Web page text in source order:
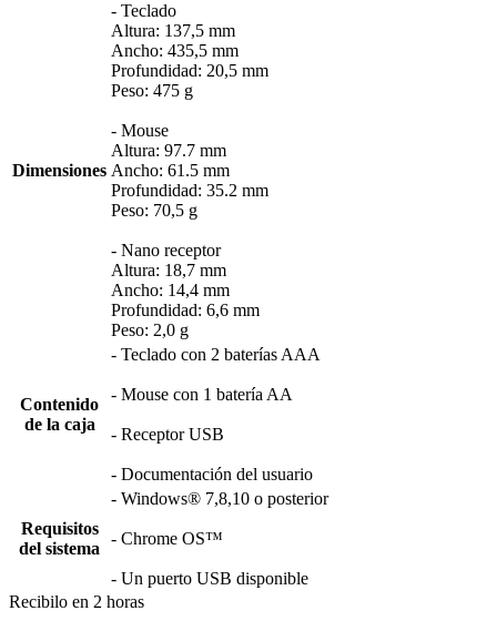
Dimensiones
- Teclado
Altura: 137,5 mm
Ancho: 435,5 mm
Profundidad: 20,5 mm
Peso: 475 g
- Mouse
Altura: 97.7 mm
Ancho: 61.5 mm
Profundidad: 35.2 mm
Peso: 70,5 g
- Nano receptor
Altura: 18,7 mm
Ancho: 14,4 mm
Profundidad: 6,6 mm
Peso: 2,0 g
Contenido
de la caja
- Teclado con 2 baterías AAA
- Mouse con 1 batería AA
- Receptor USB
- Documentación del usuario
Requisitos
del sistema
- Windows® 7,8,10 o posterior
- Chrome OS™
- Un puerto USB disponible
Recibilo en 2 horas